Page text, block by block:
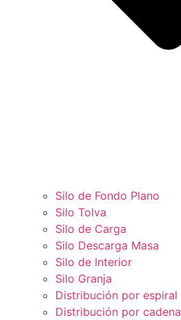
Silo de Fondo Plano
Silo Tolva
Silo de Carga
Silo Descarga Masa
Silo de Interior
Silo Granja
Distribución por espiral
Distribución por cadena